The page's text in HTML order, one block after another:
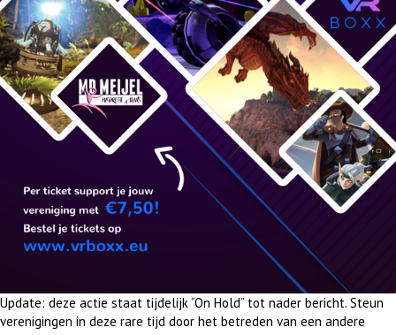
Update: deze actie staat tijdelijk “On Hold” tot nader bericht. Steun
verenigingen in deze rare tijd door het betreden van een andere